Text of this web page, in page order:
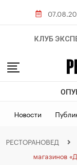
КЛУБ
Новости
РЕСТОРАНОВЕД
магазинов